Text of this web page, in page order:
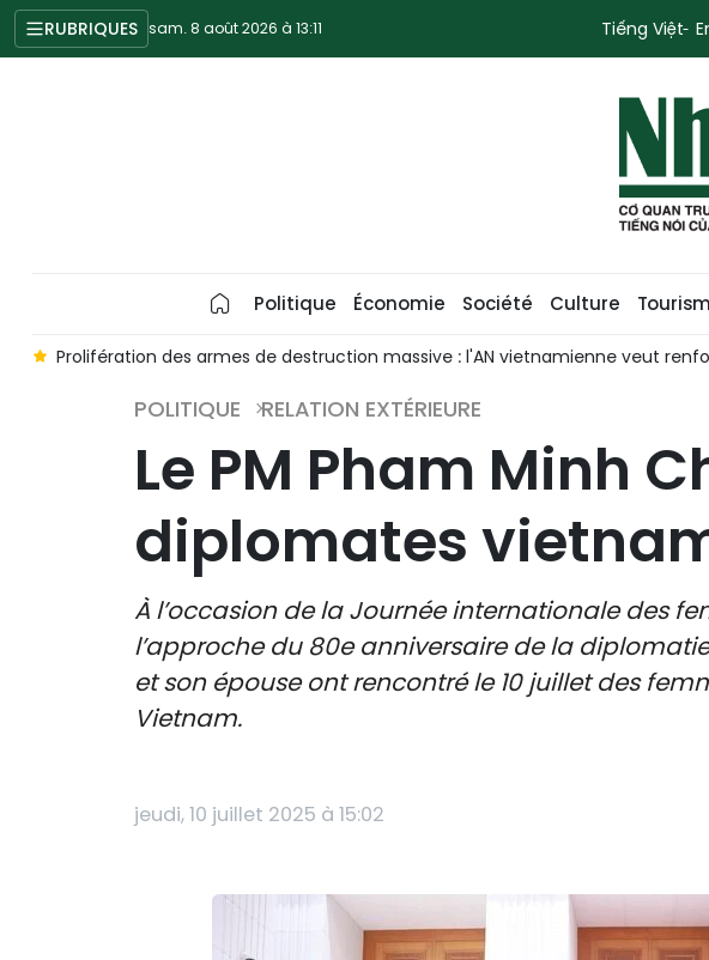
RUBRIQUES sam. 8 août 2026 à 13:11 Tiếng Việt
Politique Économie Société Culture
Prolifération des armes de destruction massive : l'AN vietnamienne veut
POLITIQUE RELATION EXTÉRIEURE
Le PM Pham Minh
diplomates
À l’occasion de la Journée internationale des
l’approche du 80e anniversaire de la
et son épouse ont rencontré le 10 juillet des
Vietnam.
jeudi, 10 juillet 2025 à 15:02